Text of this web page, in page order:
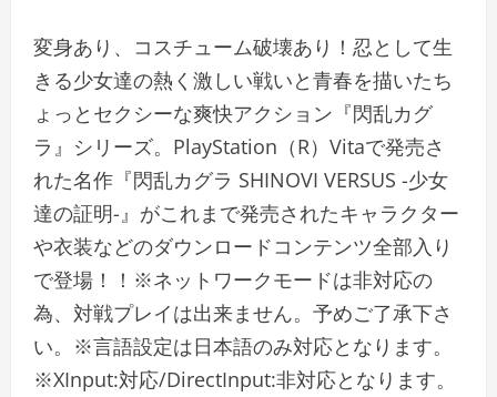
変身あり、コスチューム破壊あり！忍として生
きる少女達の熱く激しい戦いと青春を描いたち
ょっとセクシーな爽快アクション『閃乱カグ
ラ』シリーズ。PlayStation（R）Vitaで発売さ
れた名作『閃乱カグラ SHINOVI VERSUS -少女
達の証明-』がこれまで発売されたキャラクター
や衣装などのダウンロードコンテンツ全部入り
で登場！！※ネットワークモードは非対応の
為、対戦プレイは出来ません。予めご了承下さ
い。※言語設定は日本語のみ対応となります。
※XInput:対応/DirectInput:非対応となります。